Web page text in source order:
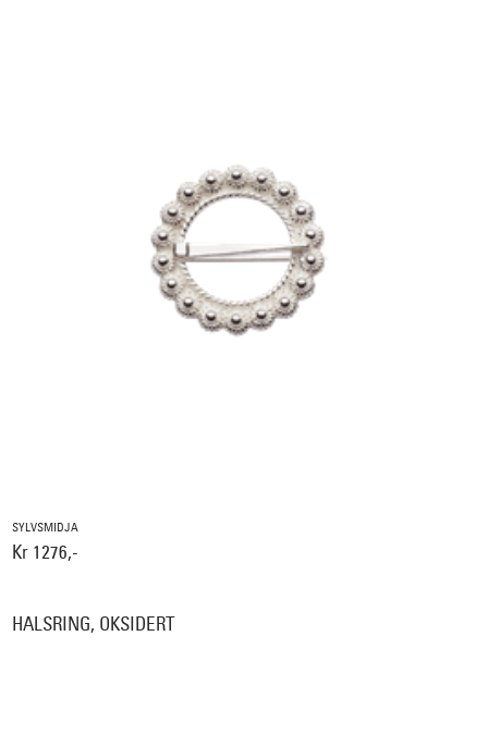
SYLVSMIDJA
Kr 1276,-
HALSRING, OKSIDERT